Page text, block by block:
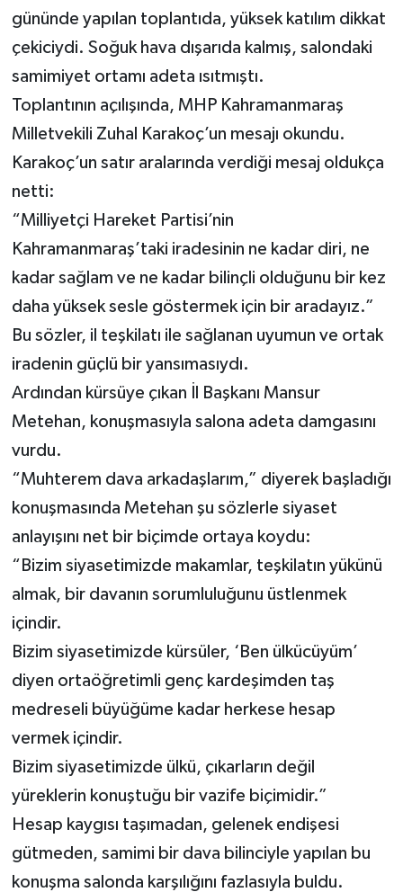
gününde yapılan toplantıda, yüksek katılım dikkat
çekiciydi. Soğuk hava dışarıda kalmış, salondaki
samimiyet ortamı adeta ısıtmıştı.
Toplantının açılışında, MHP Kahramanmaraş
Milletvekili Zuhal Karakoç’un mesajı okundu.
Karakoç’un satır aralarında verdiği mesaj oldukça
netti:
“Milliyetçi Hareket Partisi’nin
Kahramanmaraş’taki iradesinin ne kadar diri, ne
kadar sağlam ve ne kadar bilinçli olduğunu bir kez
daha yüksek sesle göstermek için bir aradayız.”
Bu sözler, il teşkilatı ile sağlanan uyumun ve ortak
iradenin güçlü bir yansımasıydı.
Ardından kürsüye çıkan İl Başkanı Mansur
Metehan, konuşmasıyla salona adeta damgasını
vurdu.
“Muhterem dava arkadaşlarım,” diyerek başladığı
konuşmasında Metehan şu sözlerle siyaset
anlayışını net bir biçimde ortaya koydu:
“Bizim siyasetimizde makamlar, teşkilatın yükünü
almak, bir davanın sorumluluğunu üstlenmek
içindir.
Bizim siyasetimizde kürsüler, ‘Ben ülkücüyüm’
diyen ortaöğretimli genç kardeşimden taş
medreseli büyüğüme kadar herkese hesap
vermek içindir.
Bizim siyasetimizde ülkü, çıkarların değil
yüreklerin konuştuğu bir vazife biçimidir.”
Hesap kaygısı taşımadan, gelenek endişesi
gütmeden, samimi bir dava bilinciyle yapılan bu
konuşma salonda karşılığını fazlasıyla buldu.